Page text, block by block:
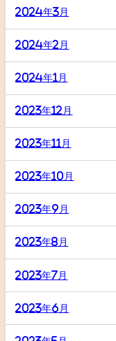
2024年3月
2024年2月
2024年1月
2023年12月
2023年11月
2023年10月
2023年9月
2023年8月
2023年7月
2023年6月